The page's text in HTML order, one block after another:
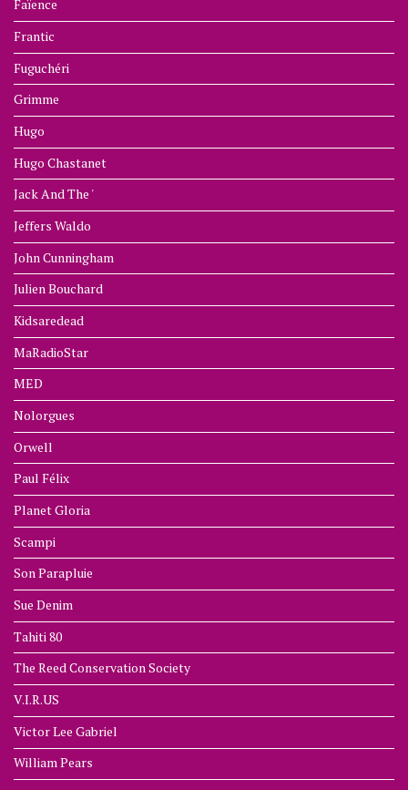
Faïence
Frantic
Fuguchéri
Grimme
Hugo
Hugo Chastanet
Jack And The '
Jeffers Waldo
John Cunningham
Julien Bouchard
Kidsaredead
MaRadioStar
MED
Nolorgues
Orwell
Paul Félix
Planet Gloria
Scampi
Son Parapluie
Sue Denim
Tahiti 80
The Reed Conservation Society
V.I.R.US
Victor Lee Gabriel
William Pears